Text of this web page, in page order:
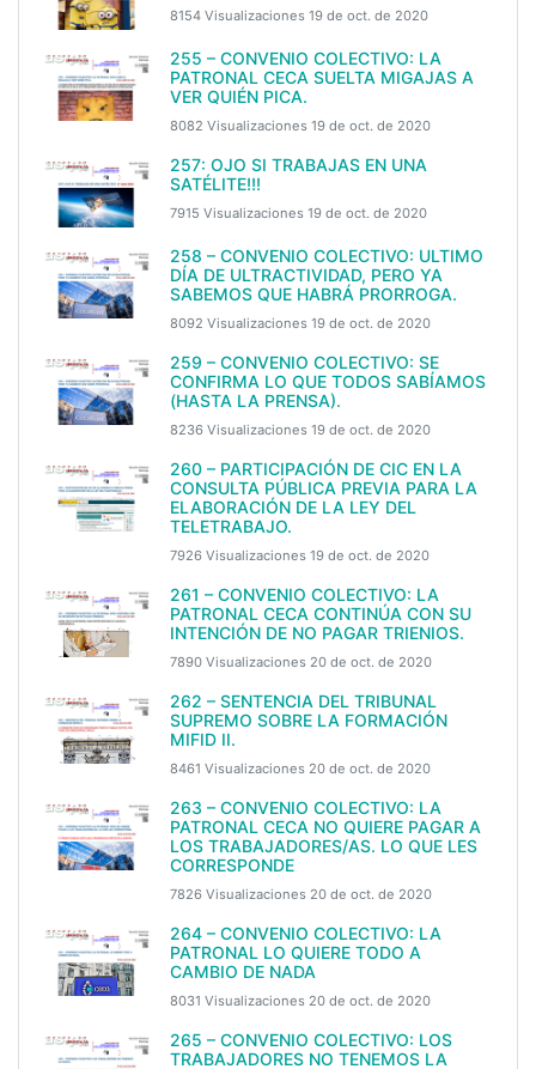
8154 Visualizaciones 19 de oct. de 2020
255 – CONVENIO COLECTIVO: LA
PATRONAL CECA SUELTA MIGAJAS A
VER QUIÉN PICA.
8082 Visualizaciones 19 de oct. de 2020
257: OJO SI TRABAJAS EN UNA
SATÉLITE!!!
7915 Visualizaciones 19 de oct. de 2020
258 – CONVENIO COLECTIVO: ULTIMO
DÍA DE ULTRACTIVIDAD, PERO YA
SABEMOS QUE HABRÁ PRORROGA.
8092 Visualizaciones 19 de oct. de 2020
259 – CONVENIO COLECTIVO: SE
CONFIRMA LO QUE TODOS SABÍAMOS
(HASTA LA PRENSA).
8236 Visualizaciones 19 de oct. de 2020
260 – PARTICIPACIÓN DE CIC EN LA
CONSULTA PÚBLICA PREVIA PARA LA
ELABORACIÓN DE LA LEY DEL
TELETRABAJO.
7926 Visualizaciones 19 de oct. de 2020
261 – CONVENIO COLECTIVO: LA
PATRONAL CECA CONTINÚA CON SU
INTENCIÓN DE NO PAGAR TRIENIOS.
7890 Visualizaciones 20 de oct. de 2020
262 – SENTENCIA DEL TRIBUNAL
SUPREMO SOBRE LA FORMACIÓN
MIFID II.
8461 Visualizaciones 20 de oct. de 2020
263 – CONVENIO COLECTIVO: LA
PATRONAL CECA NO QUIERE PAGAR A
LOS TRABAJADORES/AS. LO QUE LES
CORRESPONDE
7826 Visualizaciones 20 de oct. de 2020
264 – CONVENIO COLECTIVO: LA
PATRONAL LO QUIERE TODO A
CAMBIO DE NADA
8031 Visualizaciones 20 de oct. de 2020
265 – CONVENIO COLECTIVO: LOS
TRABAJADORES NO TENEMOS LA